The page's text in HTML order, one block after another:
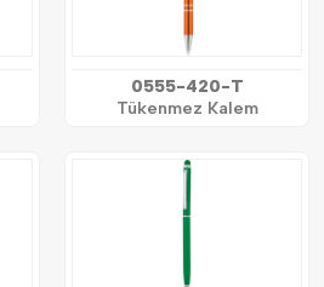
0555-420-T
Tükenmez Kalem